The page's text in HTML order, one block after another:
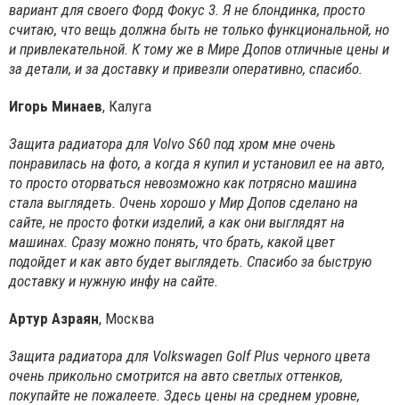
вариант для своего Форд Фокус 3. Я не блондинка, просто
считаю, что вещь должна быть не только функциональной, но
и привлекательной. К тому же в Мире Допов отличные цены и
за детали, и за доставку и привезли оперативно, спасибо.
Игорь Минаев, Калуга
Защита радиатора для Volvo S60 под хром мне очень
понравилась на фото, а когда я купил и установил ее на авто,
то просто оторваться невозможно как потрясно машина
стала выглядеть. Очень хорошо у Мир Допов сделано на
сайте, не просто фотки изделий, а как они выглядят на
машинах. Сразу можно понять, что брать, какой цвет
подойдет и как авто будет выглядеть. Спасибо за быструю
доставку и нужную инфу на сайте.
Артур Азраян, Москва
Защита радиатора для Volkswagen Golf Plus черного цвета
очень прикольно смотрится на авто светлых оттенков,
покупайте не пожалеете. Здесь цены на среднем уровне,